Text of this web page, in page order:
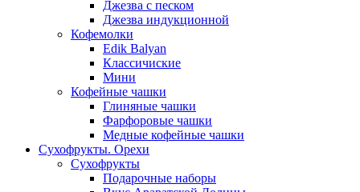
Джезва с песком
Джезва индукционной
Кофемолки
Edik Balyan
Классичиские
Мини
Кофейные чашки
Глиняные чашки
Фарфоровые чашки
Медные кофейные чашки
Сухофрукты. Орехи
Сухофрукты
Подарочные наборы